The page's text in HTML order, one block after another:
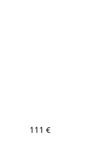
111 €